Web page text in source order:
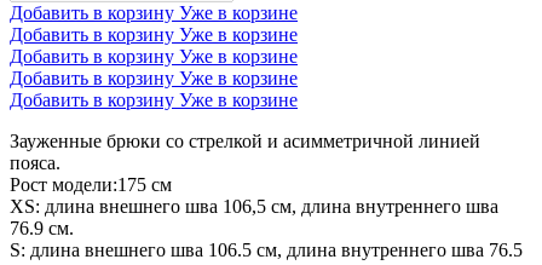
Добавить в корзину Уже в корзине
Добавить в корзину Уже в корзине
Добавить в корзину Уже в корзине
Добавить в корзину Уже в корзине
Добавить в корзину Уже в корзине
Зауженные брюки со стрелкой и асимметричной линией
пояса.
Рост модели:175 см
XS: длина внешнего шва 106,5 см, длина внутреннего шва
76.9 см.
S: длина внешнего шва 106.5 см, длина внутреннего шва 76.5